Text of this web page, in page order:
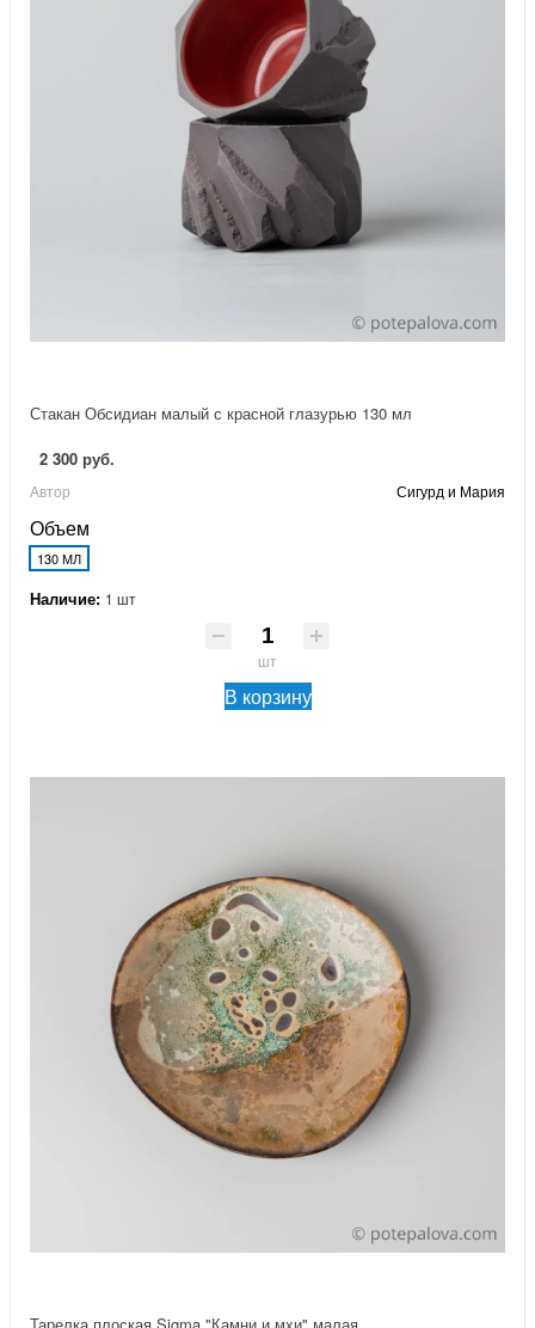
Стакан Обсидиан малый с красной глазурью 130 мл
2 300 руб.
Автор Сигурд и Мария
Объем
130 МЛ
Наличие: 1 шт
шт
В корзину